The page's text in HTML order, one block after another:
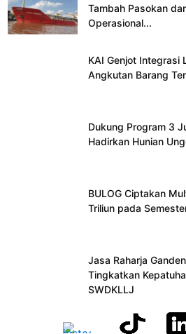
Tambah Pasokan
Operasional...
KAI Genjot Integrasi
Angkutan Barang
Dukung Program 3
Hadirkan Hunian
BULOG Ciptakan
Triliun pada
Jasa Raharja
Tingkatkan
SWDKLLJ